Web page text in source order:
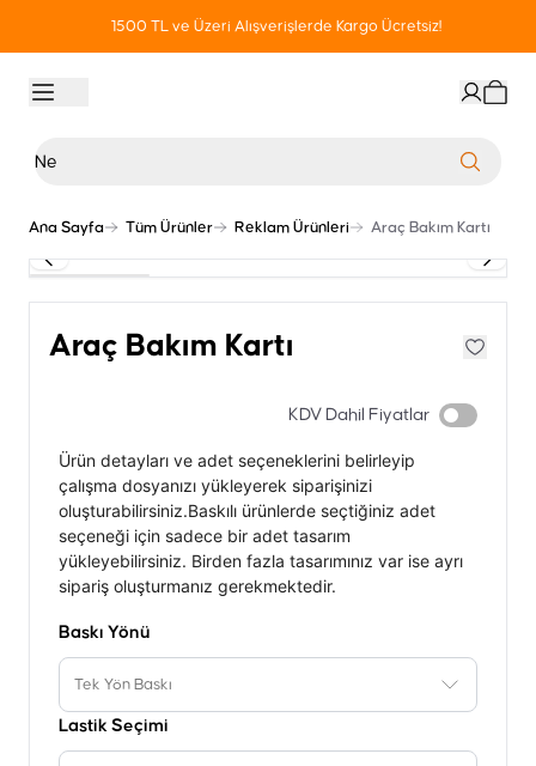
1500 TL ve Üzeri Alışverişlerde Kargo Ücretsiz!
Ana Sayfa Tüm Ürünler Reklam Ürünleri Araç Bakım Kartı
Araç Bakım Kartı
KDV Dahil Fiyatlar
Ürün detayları ve adet seçeneklerini belirleyip
çalışma dosyanızı yükleyerek siparişinizi
oluşturabilirsiniz.Baskılı ürünlerde seçtiğiniz adet
seçeneği için sadece bir adet tasarım
yükleyebilirsiniz. Birden fazla tasarımınız var ise ayrı
sipariş oluşturmanız gerekmektedir.
Baskı Yönü
Tek Yön Baskı
Lastik Seçimi